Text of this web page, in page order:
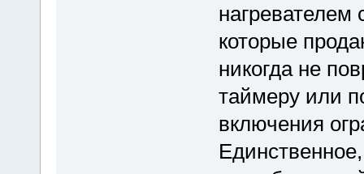
нагревателем
которые
никогда не
таймеру или
включения